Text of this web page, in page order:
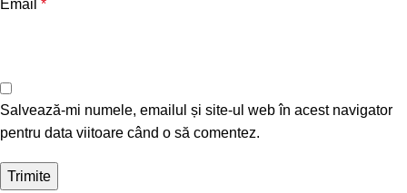
Email *
Salvează-mi numele, emailul și site-ul web în acest navigator
pentru data viitoare când o să comentez.